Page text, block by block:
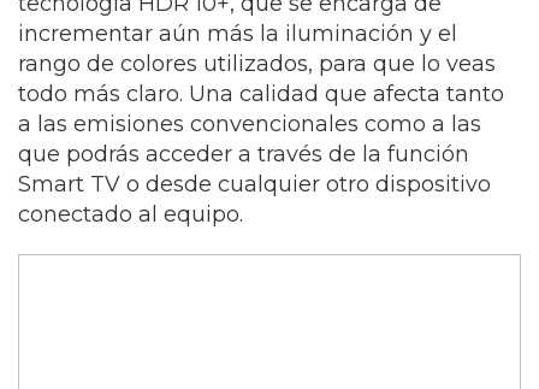
incrementar aún más la iluminación y el
rango de colores utilizados, para que lo veas
todo más claro. Una calidad que afecta tanto
a las emisiones convencionales como a las
que podrás acceder a través de la función
Smart TV o desde cualquier otro dispositivo
conectado al equipo.